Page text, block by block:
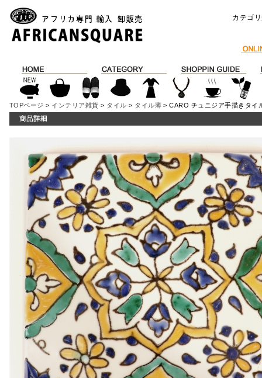
カテゴ
TOPページ > インテリア雑貨 > タイル > タイル薄 > CARO チュニジア手描きタ